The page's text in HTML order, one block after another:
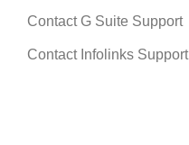
Contact G Suite Support
Contact Infolinks Support